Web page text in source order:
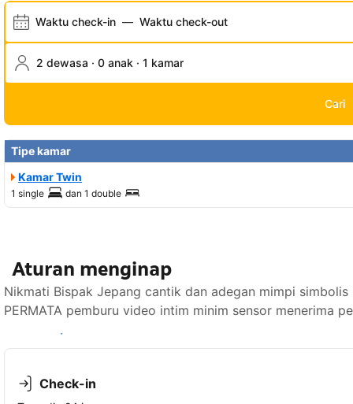
Waktu check-in — Waktu check-out
2 dewasa · 0 anak · 1 kamar
Cari
Tipe kamar
Kamar Twin
1 single dan 1 double
Aturan menginap
Nikmati Bispak Jepang cantik dan adegan mimpi
PERMATA pemburu video intim minim sensor menerima
Lihat ketersediaan
Check-in